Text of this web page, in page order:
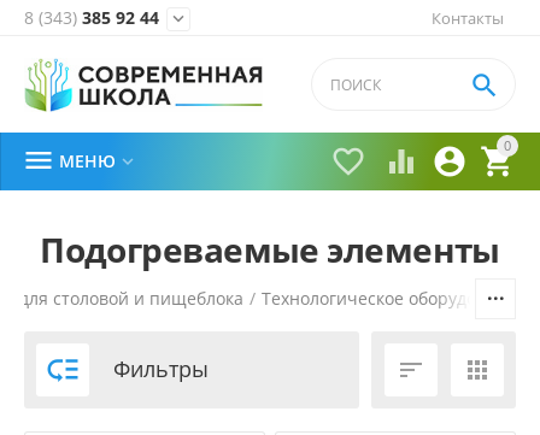
Контакты
8 (343) 385 92 44 
0


 

 МЕНЮ 
Подогреваемые элементы
для столовой и пищеблока / Технологическое оборудование
 Фильтры  